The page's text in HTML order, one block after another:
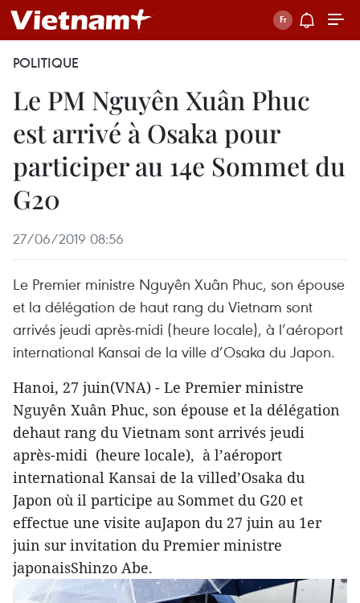
POLITIQUE
Le PM Nguyên Xuân Phuc
est arrivé à Osaka pour
participer au 14e Sommet du
G20
27/06/2019 08:56
Le Premier ministre Nguyên Xuân Phuc, son épouse
et la délégation de haut rang du Vietnam sont
arrivés jeudi après-midi (heure locale), à l’aéroport
international Kansai de la ville d’Osaka du Japon.
Hanoi, 27 juin(VNA) - Le Premier ministre
Nguyên Xuân Phuc, son épouse et la délégation
dehaut rang du Vietnam sont arrivés jeudi
après-midi (heure locale), à l’aéroport
international Kansai de la villed’Osaka du
Japon où il participe au Sommet du G20 et
effectue une visite auJapon du 27 juin au 1er
juin sur invitation du Premier ministre
japonaisShinzo Abe.